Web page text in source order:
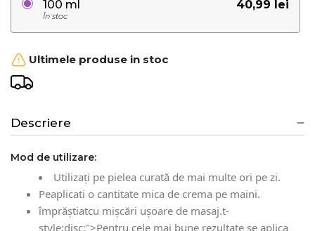
40,99 lei
100 ml
În stoc
Ultimele produse in stoc
Descriere
Mod de utilizare:
Utilizați pe pielea curată de mai multe ori pe zi.
Peaplicati o cantitate mica de crema pe maini.
împrăștiatcu mișcări ușoare de masaj.t-
style:disc;">Pentru cele mai bune rezultate se aplica